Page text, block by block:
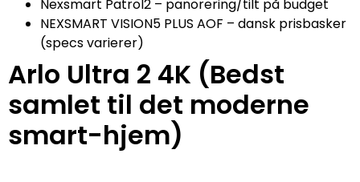
Nexsmart Patrol2 – panorering/tilt på budget
NEXSMART VISION5 PLUS AOF – dansk prisbasker
(specs varierer)
Arlo Ultra 2 4K (Bedst
samlet til det moderne
smart-hjem)